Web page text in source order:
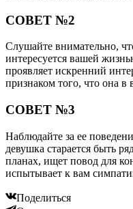
СОВЕТ №2
Слушайте внимательно,
интересуется вашей
проявляет искренний
признаком того, что она в
СОВЕТ №3
Наблюдайте за ее
девушка старается быть
планах, ищет повод для
испытывает к вам
Поделиться